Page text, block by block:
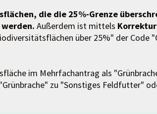
die die 25%-Grenze
Außerdem ist mittels
über 25%" der Code
im Mehrfachantrag als
zu "Sonstiges Feldfutter"